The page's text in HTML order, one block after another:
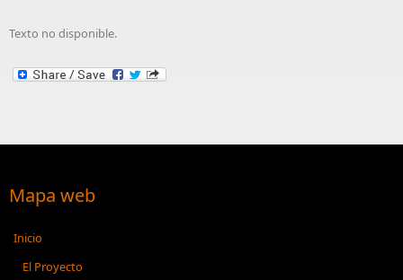
Texto no disponible.
Mapa web
Inicio
El Proyecto